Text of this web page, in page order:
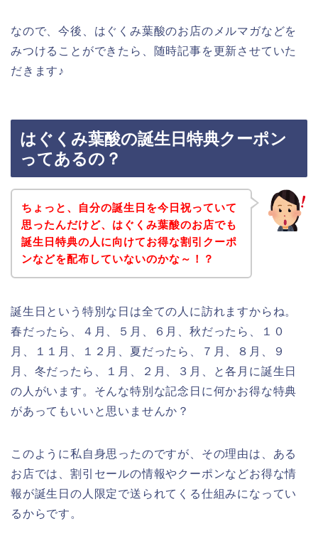
なので、今後、はぐくみ葉酸のお店のメルマガなどを
みつけることができたら、随時記事を更新させていた
だきます♪
はぐくみ葉酸の誕生日特典クーポン
ってあるの？
ちょっと、自分の誕生日を今日祝っていて
思ったんだけど、はぐくみ葉酸のお店でも
誕生日特典の人に向けてお得な割引クーポ
ンなどを配布していないのかな～！？
誕生日という特別な日は全ての人に訪れますからね。
春だったら、４月、５月、６月、秋だったら、１０
月、１１月、１２月、夏だったら、７月、８月、９
月、冬だったら、１月、２月、３月、と各月に誕生日
の人がいます。そんな特別な記念日に何かお得な特典
があってもいいと思いませんか？
このように私自身思ったのですが、その理由は、ある
お店では、割引セールの情報やクーポンなどお得な情
報が誕生日の人限定で送られてくる仕組みになってい
るからです。